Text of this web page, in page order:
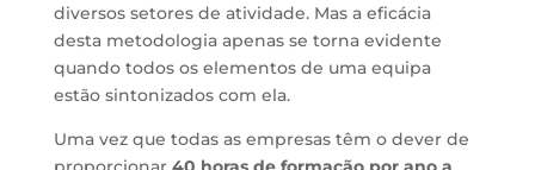
diversos setores de atividade. Mas a eficácia
desta metodologia apenas se torna evidente
quando todos os elementos de uma equipa
estão sintonizados com ela.
Uma vez que todas as empresas têm o dever de